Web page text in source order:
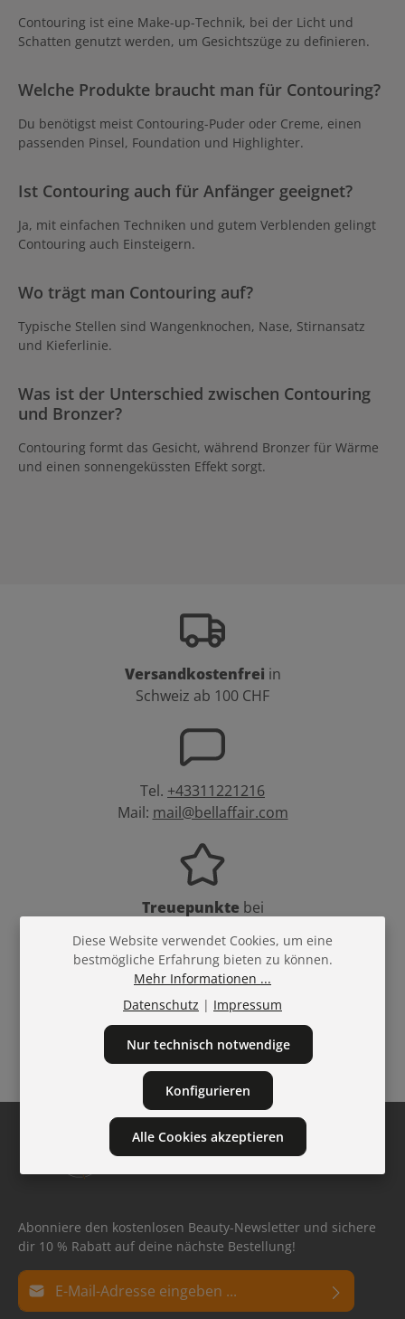
Contouring ist eine Make-up-Technik, bei der Licht und
Schatten genutzt werden, um Gesichtszüge zu definieren.
Welche Produkte braucht man für Contouring?
Du benötigst meist Contouring-Puder oder Creme, einen
passenden Pinsel, Foundation und Highlighter.
Ist Contouring auch für Anfänger geeignet?
Ja, mit einfachen Techniken und gutem Verblenden gelingt
Contouring auch Einsteigern.
Wo trägt man Contouring auf?
Typische Stellen sind Wangenknochen, Nase, Stirnansatz
und Kieferlinie.
Was ist der Unterschied zwischen Contouring
und Bronzer?
Contouring formt das Gesicht, während Bronzer für Wärme
und einen sonnengeküssten Effekt sorgt.
Versandkostenfrei in
Schweiz ab 100 CHF
Tel. +43311221216
Mail: mail@bellaffair.com
Treuepunkte bei
Sicherbestellen und
bezahlen
Abonniere den kostenlosen Beauty-Newsletter und sichere
dir 10 % Rabatt auf deine nächste Bestellung!
E-Mail-Adresse*
Diese Website verwendet Cookies, um eine
bestmögliche Erfahrung bieten zu können.
Mehr Informationen ...
Datenschutz | Impressum
Nur technisch notwendige
Konfigurieren
Alle Cookies akzeptieren